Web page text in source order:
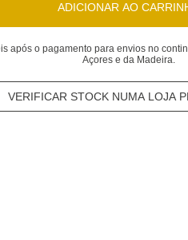
ADICIONAR AO
após o pagamento para envios no
Açores e da Madeira.
VERIFICAR STOCK NUMA LOJA